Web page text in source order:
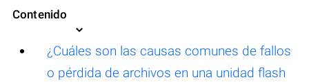
Contenido
¿Cuáles son las causas comunes de fallos
o pérdida de archivos en una unidad flash